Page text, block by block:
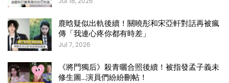
鹿晗疑似出軌後續！關曉彤和宋亞軒對話再被瘋
傳「我連心疼你都有時差」
Jul 7, 2026
《將門獨后》殺青曬合照後續！被指發孟子義未
修生圖…演員們紛紛刪帖！